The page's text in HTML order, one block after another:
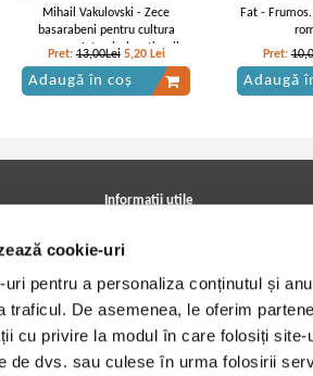
cookie-uri
pentru a personaliza conținutul și
traficul. De asemenea, le oferim
cu privire la modul în care folosiți
de dvs. sau culese în urma folosirii
Mihail Vakulovski - Zece
basarabeni pentru cultura
romana. Interviuri cu tinerii
dintre milenii
Pret:13,00Lei 5,20 Lei
Adaugă în coș
Fat -
Pret:
Adaugă
Informatii utile
Achizitii viniluri, casete, CD/DVD
Cum cumpar?
Politica de livrare
Retur comenzi
Angajari - Cariere